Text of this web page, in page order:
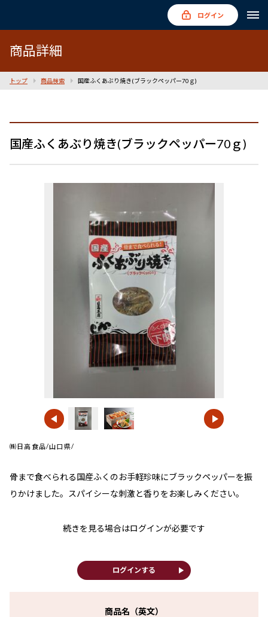
ログイン
商品詳細
トップ 商品検索 国産ふくあぶり焼き(ブラックペッパー70ｇ)
国産ふくあぶり焼き(ブラックペッパー70ｇ)
㈱日高食品/山口県/
骨まで食べられる国産ふくのお手軽珍味にブラックペッパーを振
りかけました。スパイシーな刺激と香りをお楽しみください。
続きを見る場合はログインが必要です
ログインする play_arrow
商品名（英文）